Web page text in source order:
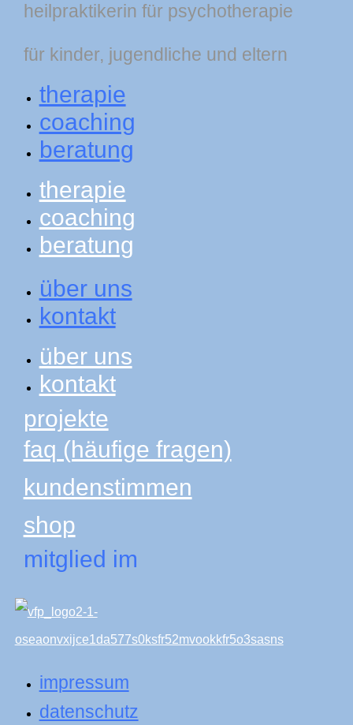
heilpraktikerin für psychotherapie
für kinder, jugendliche und eltern
therapie
coaching
beratung
therapie
coaching
beratung
über uns
kontakt
über uns
kontakt
projekte
faq (häufige fragen)
kundenstimmen
shop
mitglied im
impressum
datenschutz